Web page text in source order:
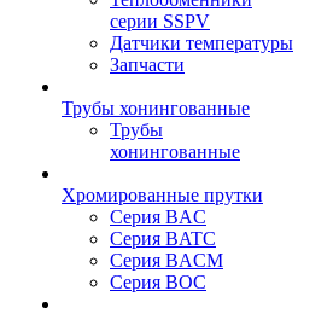
серии SSPV
Датчики температуры
Запчасти
Трубы хонингованные
Трубы
хонингованные
Хромированные прутки
Серия BAC
Серия BATC
Серия BACM
Серия BOC